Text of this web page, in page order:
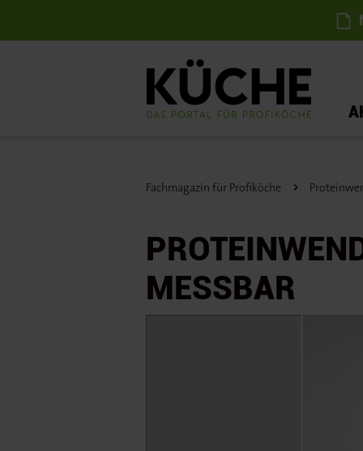
Fachmagazin für Profiköche
MESSBAR